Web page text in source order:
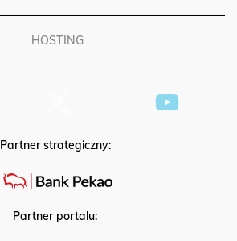
HOSTING
Partner strategiczny:
Partner portalu: